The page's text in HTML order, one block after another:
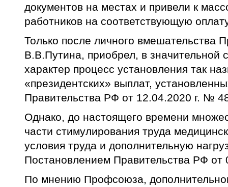
документов на местах и привели к
работников на соответствующую
Только после личного вмешательства
В.В.Путина, приобрел, в значительной
характер процесс установления так
«президентских» выплат,
Правительства РФ от 12.04.2020 г. №
Однако, до настоящего времени
части стимулирования труда
условия труда и дополнительную
Постановлением Правительства РФ
По мнению Профсоюза,